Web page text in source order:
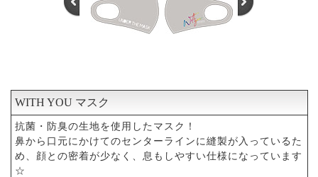
WITH YOU マスク
抗菌・防臭の生地を使用したマスク！
鼻から口元にかけてのセンターラインに縫製が入っているた
め、顔との密着が少なく、息もしやすい仕様になっています
☆